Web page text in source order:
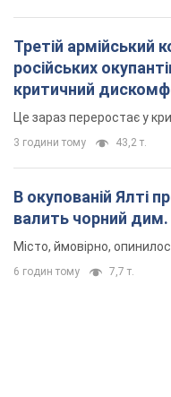
Третій армійський
російських
критичний
Це зараз переростає у
3 години тому 43,2 т.
В окупованій Ялті
валить чорний дим.
Місто, ймовірно,
6 годин тому 7,7 т.